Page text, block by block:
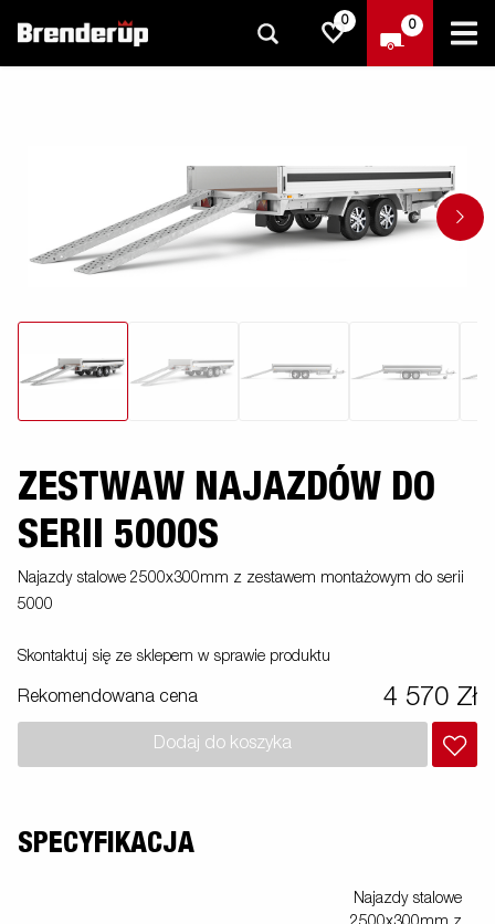
0 0
ZESTWAW NAJAZDÓW DO
SERII 5000S
Najazdy stalowe 2500x300mm z zestawem montażowym do serii
5000
Skontaktuj się ze sklepem w sprawie produktu
Rekomendowana cena 4 570 Zł
Dodaj do koszyka
SPECYFIKACJA
Najazdy stalowe